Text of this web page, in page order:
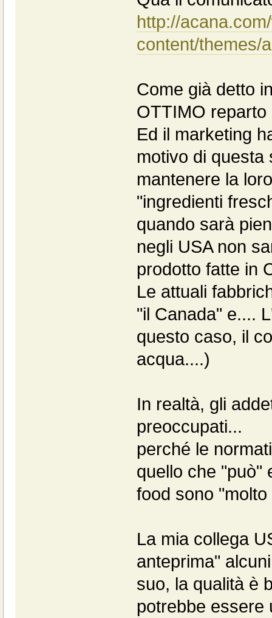
http://
content/themes/
Come già detto
OTTIMO
Ed il marketing
motivo di questa
mantenere la
"ingredienti
quando sarà
negli USA non
prodotto fatte in
Le attuali
"il Canada" e....
questo caso, il
acqua....)
In realtà, gli
preoccupati...
perché le
quello che "può"
food sono
La mia collega
anteprima"
suo, la qualità è
potrebbe essere